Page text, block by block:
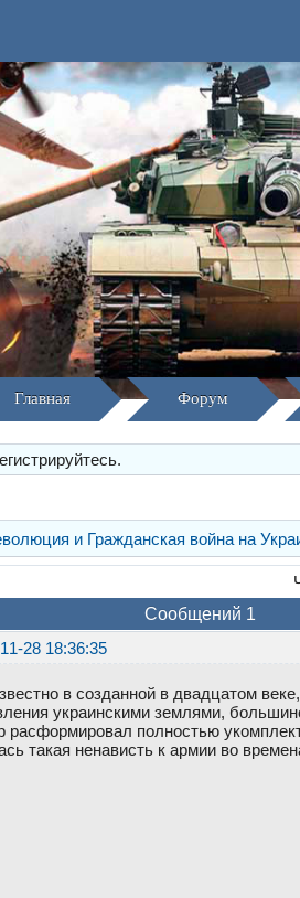
Главная Форум
и Гражданская война на
Сообщений 1
28 18:36:35
в созданной в двадцатом
украинскими землями,
расформировал полностью
такая ненависть к армии во